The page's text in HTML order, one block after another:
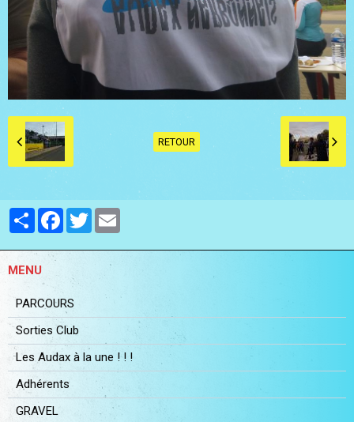
RETOUR
PartagerFacebook
Twitter
MENU
PARCOURS
Sorties Club
Les Audax à la une ! ! !
Adhérents
GRAVEL